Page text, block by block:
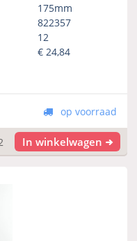
175mm
822357
12
€24,84
op voorraad
In winkelwagen